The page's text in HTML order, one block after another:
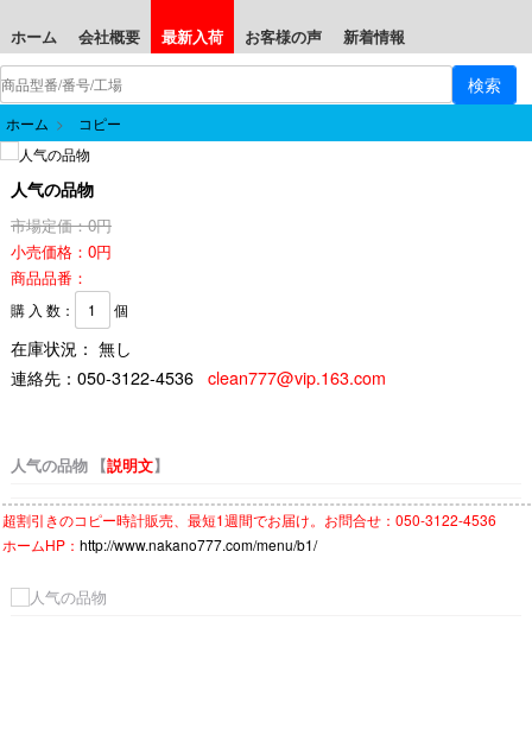
ホーム 会社概要 最新入荷 お客様の声 新着情報
ホーム > コピー
人气の品物
市場定価：0円
小売価格：0円
商品品番：
購 入 数： 個
在庫状況： 無し
連絡先： 050-3122-4536 clean777@vip.163.com
人气の品物 【説明文】
超割引きのコピー時計販売、最短1週間でお届け。お問合せ：050-3122-4536
ホームHP： http://www.nakano777.com/menu/b1/